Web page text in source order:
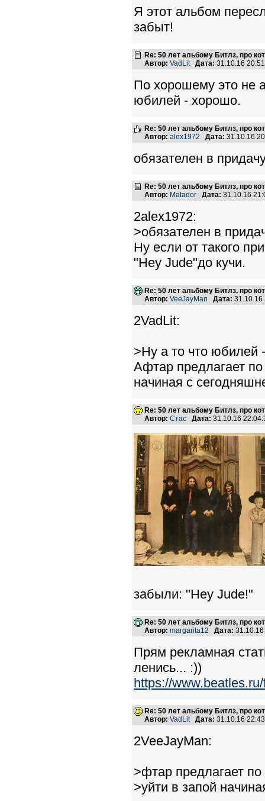
Я этот альбом
забыт!
Re: 50 лет альбому Битлз, про
Автор: VadLit Дата: 31.10.16
По хорошему это не
юбилей - хорошо.
Re: 50 лет альбому Битлз, про
Автор: alex1972 Дата: 31.10.16
обязателен в
Re: 50 лет альбому Битлз, про
Автор: Matador Дата: 31.10.16
2alex1972:
>обязателен в
Ну если от такого
"Hey Jude"до кучи.
Re: 50 лет альбому Битлз, про
Автор: VeeJayMan Дата:
2VadLit:
>Ну а то что юбилей
Афтар предлагает по
начиная с
Re: 50 лет альбому Битлз, про
Автор: Стас Дата: 31.10.16
забыли: "Hey Jude!"
Re: 50 лет альбому Битлз, про
Автор: margarita12 Дата:
Прям рекламная
ленись... :))
https://
Re: 50 лет альбому Битлз, про
Автор: VadLit Дата: 31.10.16
2VeeJayMan:
>фтар предлагает по
>уйти в запой